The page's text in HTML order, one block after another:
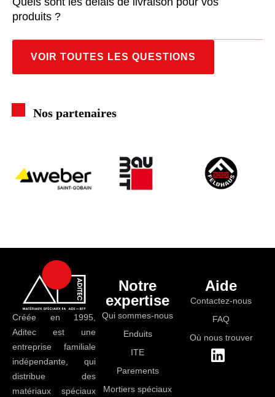
produits ?
VOIR TOUTES LES QUESTIONS
Nos partenaires
Créée en 1995,
Aditec est une
entreprise familiale
indépendante, qui
distribue des
matériaux spéciaux
Notre
expertise
Qui sommes-nous
Enduits
ITE
Parements
Mortiers spéciaux
Aide
Contactez-nous
FAQ
Où nous trouver